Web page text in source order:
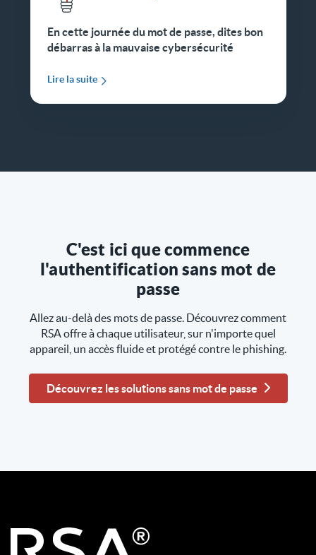
En cette journée du mot de passe, dites bon
débarras à la mauvaise cybersécurité
Lire la suite
C'est ici que commence
l'authentification sans mot de
passe
Allez au-delà des mots de passe. Découvrez comment
RSA offre à chaque utilisateur, sur n'importe quel
appareil, un accès fluide et protégé contre le phishing.
Découvrez les solutions sans mot de passe